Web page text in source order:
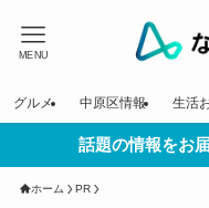
MENU
グルメ 中原区情報 生活
話題の情報をお
ホーム PR